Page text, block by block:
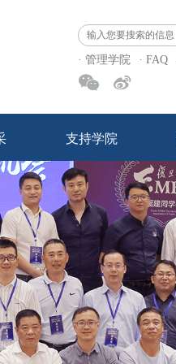
· 管理学院 · FAQ
支持学院